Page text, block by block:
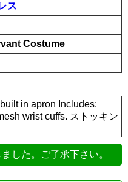
ス
Costume
in apron Includes:
wrist cuffs. ストッキン
した。ご了承下さい。